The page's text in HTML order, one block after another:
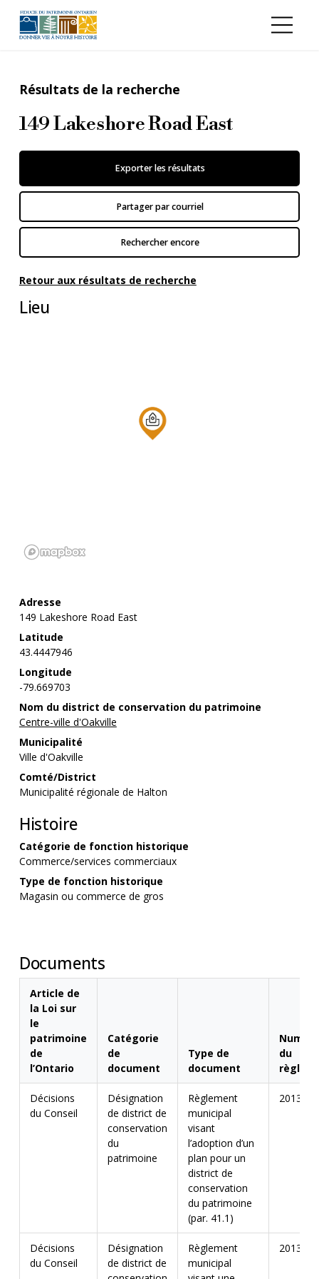
Résultats de la recherche
149 Lakeshore Road East
Exporter les résultats
Partager par courriel
Rechercher encore
Retour aux résultats de recherche
Lieu
Adresse
149 Lakeshore Road East
Latitude
43.4447946
Longitude
-79.669703
Nom du district de conservation du patrimoine
Centre-ville d'Oakville
Municipalité
Ville d'Oakville
Comté/District
Municipalité régionale de Halton
Histoire
Catégorie de fonction historique
Commerce/services commerciaux
Type de fonction historique
Magasin ou commerce de gros
Documents
Article de
la Loi sur
le
patrimoine
de
l’Ontario
Catégorie
de
document
Type de
document
du
Décisions
du Conseil
Désignation
de district de
conservation
du
patrimoine
Règlement
municipal
visant
l’adoption d’un
plan pour un
district de
conservation
du patrimoine
(par. 41.1)
2013-
Décisions
du Conseil
Désignation
de district de
Règlement
municipal
2013-